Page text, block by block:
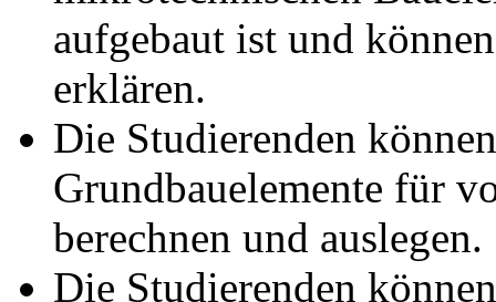
aufgebaut ist und
erklären.
Die Studierenden
Grundbauelemente für
berechnen und auslegen.
Die Studierenden